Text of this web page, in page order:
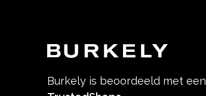
Burkely is beoordeeld met een